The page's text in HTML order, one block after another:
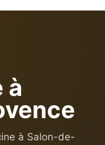
à
à Salon-de-